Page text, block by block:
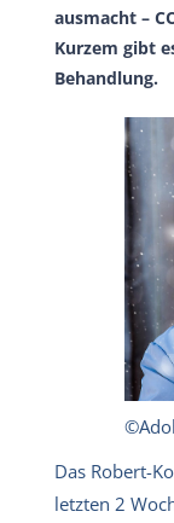
ausmacht –
Kurzem gibt
Behandlung.
Das Robert-
letzten 2